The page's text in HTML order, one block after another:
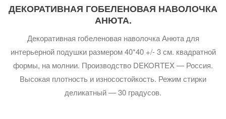
ДЕКОРАТИВНАЯ ГОБЕЛЕНОВАЯ НАВОЛОЧКА
АНЮТА.
Декоративная гобеленовая наволочка Анюта для
интерьерной подушки размером 40*40 +/- 3 см. квадратной
формы, на молнии. Производство DEKORTEX — Россия.
Высокая плотность и износостойкость. Режим стирки
деликатный — 30 градусов.